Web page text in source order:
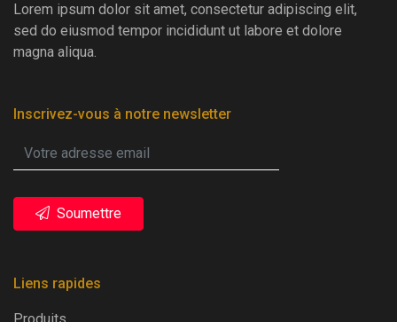
Lorem ipsum dolor sit amet, consectetur adipiscing elit,
sed do eiusmod tempor incididunt ut labore et dolore
magna aliqua.
Inscrivez-vous à notre newsletter
Soumettre
Liens rapides